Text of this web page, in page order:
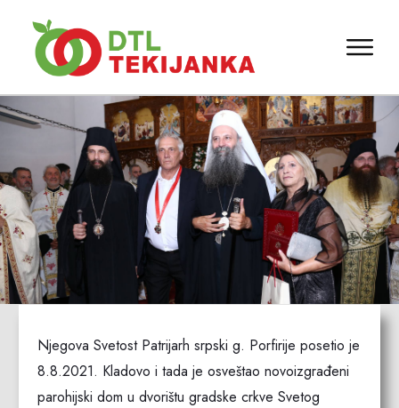
Njegova Svetost Patrijarh srpski g. Porfirije posetio je
8.8.2021. Kladovo i tada je osveštao novoizgrađeni
parohijski dom u dvorištu gradske crkve Svetog